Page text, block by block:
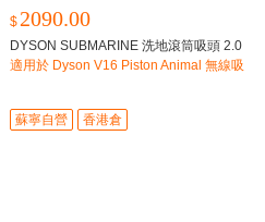
$ 2090.00
DYSON SUBMARINE 洗地滾筒吸頭 2.0
適用於 Dyson V16 Piston Animal 無線吸
蘇寧自營 香港倉